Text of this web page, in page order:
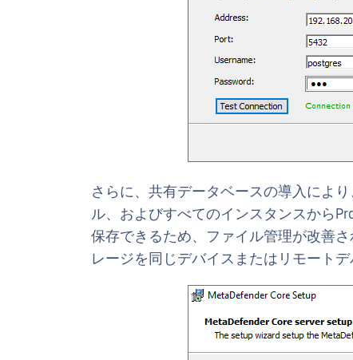
さらに、共有データベースの導入によ
ル、およびすべてのインスタンスから
保存できるため、ファイル管理が改善
レージを同じデバイスまたはリモートデ